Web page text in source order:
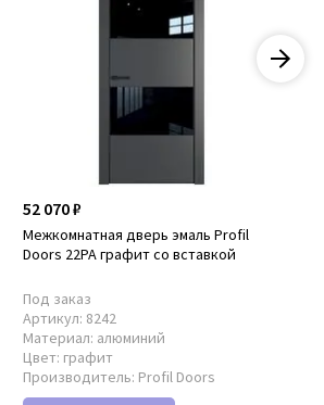
52 070 ₽
Межкомнатная дверь эмаль Profil
Doors 22PA графит со вставкой
Под заказ
Артикул: 8242
Материал: алюминий
Цвет: графит
Производитель: Profil Doors